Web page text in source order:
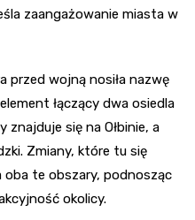
zaangażowanie miasta w
przed wojną nosiła nazwę
łączący dwa osiedla
się na Ołbinie, a
Zmiany, które tu się
oba te obszary, podnosząc
okolicy.